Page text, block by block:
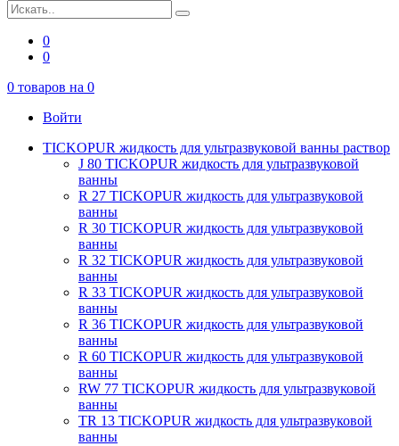
0
0
0 товаров на 0
Войти
TICKOPUR жидкость для ультразвуковой ванны раствор
J 80 TICKOPUR жидкость для ультразвуковой
ванны
R 27 TICKOPUR жидкость для ультразвуковой
ванны
R 30 TICKOPUR жидкость для ультразвуковой
ванны
R 32 TICKOPUR жидкость для ультразвуковой
ванны
R 33 TICKOPUR жидкость для ультразвуковой
ванны
R 36 TICKOPUR жидкость для ультразвуковой
ванны
R 60 TICKOPUR жидкость для ультразвуковой
ванны
RW 77 TICKOPUR жидкость для ультразвуковой
ванны
TR 13 TICKOPUR жидкость для ультразвуковой
ванны